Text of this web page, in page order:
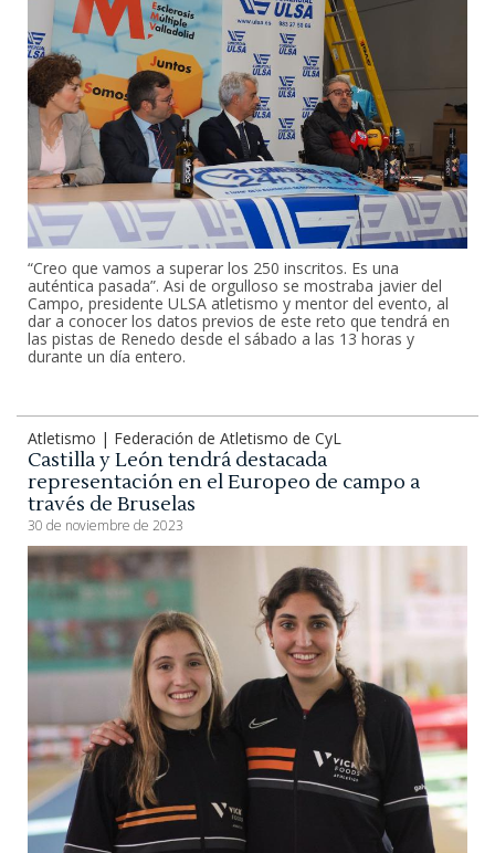
“Creo que vamos a superar los 250 inscritos. Es una
auténtica pasada”. Asi de orgulloso se mostraba javier del
Campo, presidente ULSA atletismo y mentor del evento, al
dar a conocer los datos previos de este reto que tendrá en
las pistas de Renedo desde el sábado a las 13 horas y
durante un día entero.
Atletismo | Federación de Atletismo de CyL
Castilla y León tendrá destacada
representación en el Europeo de campo a
través de Bruselas
30 de noviembre de 2023